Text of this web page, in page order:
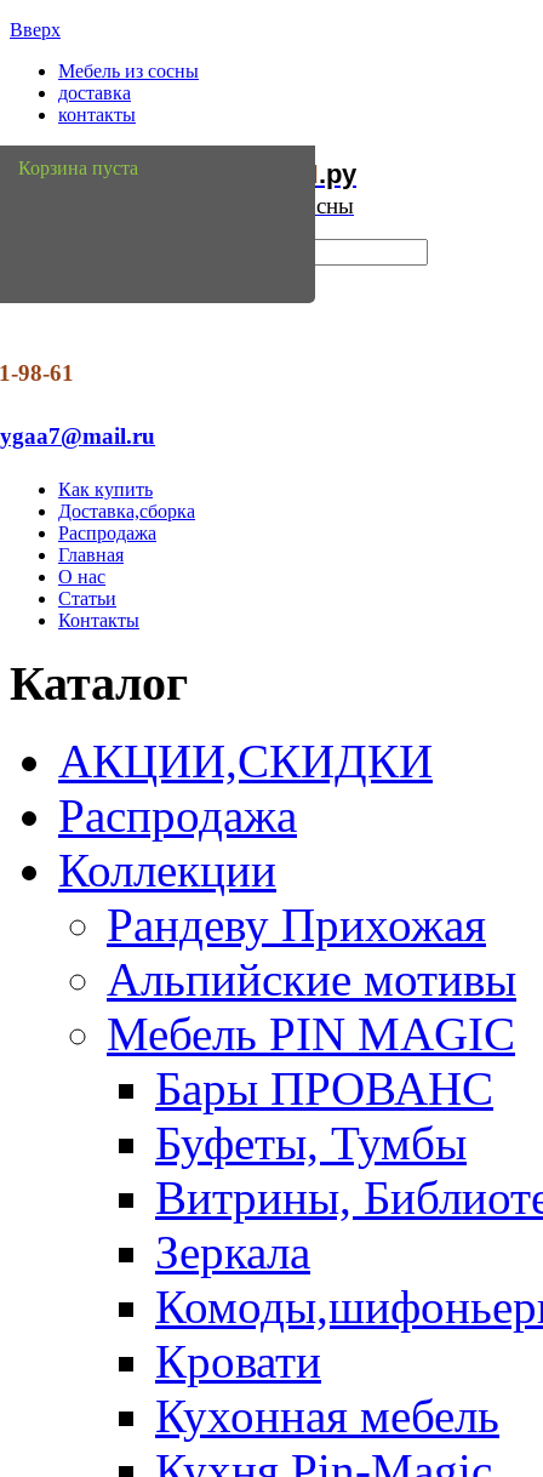
Вверх
Мебель из сосны
доставка
контакты
Мебель Сосны.ру
Интернет магазин мебели из сосны
98-61
Как купить
Доставка,сборка
Распродажа
Главная
О нас
Статьи
Контакты
Корзина пуста
Каталог
АКЦИИ,СКИДКИ
Распродажа
Коллекции
Рандеву Прихожая
Альпийские мотивы
Мебель PIN MAGIС
Бары ПРОВАНС
Буфеты, Тумбы
Витрины,
Зеркала
Кровати
Кухонная мебель